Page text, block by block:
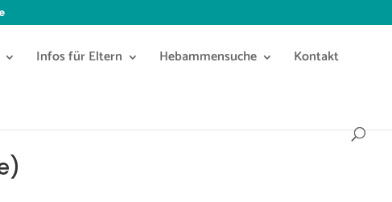
Infos für Eltern Hebammensuche
Kontakt